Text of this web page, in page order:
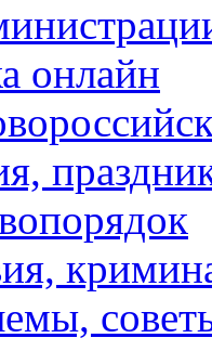
онлайн